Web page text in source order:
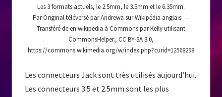
Les 3 formats actuels, le 2.5mm, le 3.5mm et le 6.35mm.
Par Original téléversé par Andrewa sur Wikipédia anglais. —
Transféré de en.wikipedia à Commons par Kelly utilisant
CommonsHelper., CC BY-SA 3.0,
https://commons.wikimedia.org/w/index.php?curid=12568298
Les connecteurs Jack sont très utilisés aujourd’hui.
Les connecteurs 3.5 et 2.5mm sont les plus